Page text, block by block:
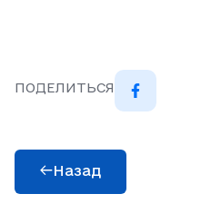
ПОДЕЛИТЬСЯ
Назад